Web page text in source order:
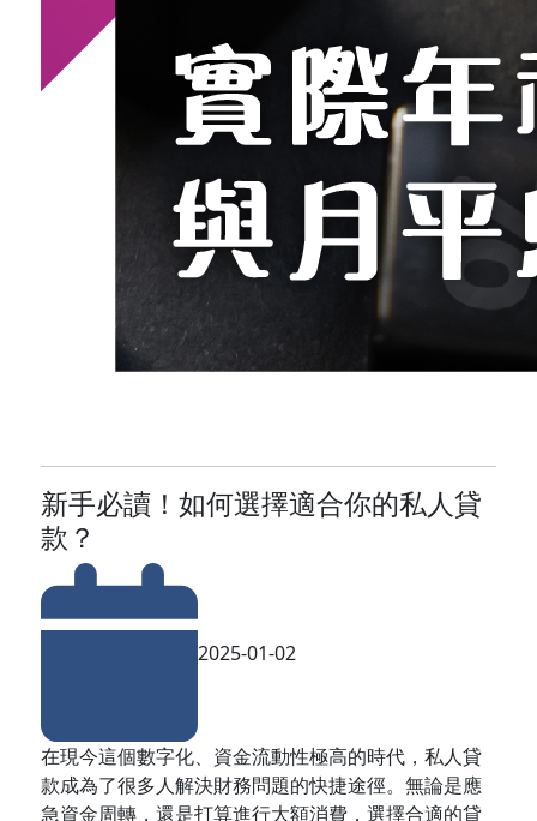
新手必讀！如何選擇適合你的私人貸
款？
2025-01-02
在現今這個數字化、資金流動性極高的時代，私人貸
款成為了很多人解決財務問題的快捷途徑。無論是應
急資金周轉，還是打算進行大額消費，選擇合適的貸